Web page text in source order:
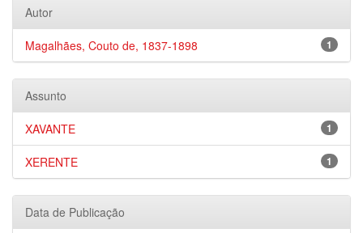
Autor
1
Magalhães, Couto de, 1837-1898
Assunto
1
XAVANTE
1
XERENTE
Data de Publicação